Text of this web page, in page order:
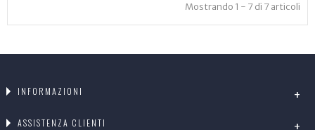
Mostrando 1 - 7 di 7 articoli
INFORMAZIONI
ASSISTENZA CLIENTI